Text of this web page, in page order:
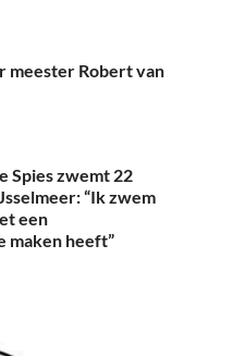
meester Robert van
Spies zwemt 22
“Ik zwem
een
maken heeft”